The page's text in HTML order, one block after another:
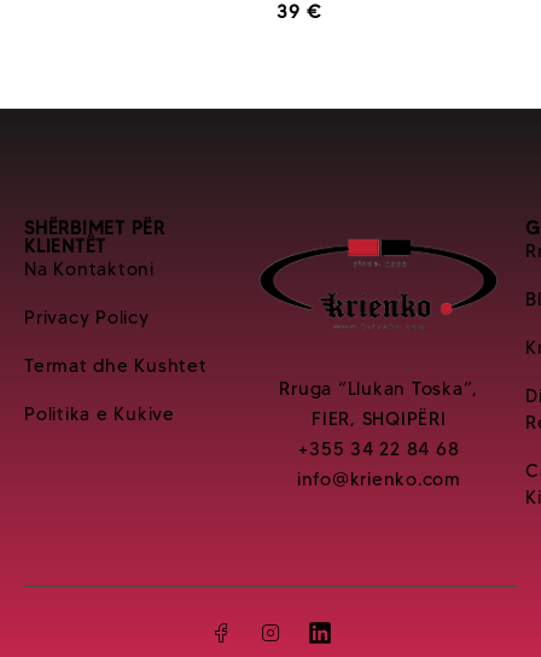
39€
Rruga “Llukan Toska”,
FIER, SHQIPËRI
+355 34 22 84 68
info@krienko.com
SHËRBIMET PËR
KLIENTËT
Na Kontaktoni
Privacy Policy
Termat dhe Kushtet
Politika e Kukive